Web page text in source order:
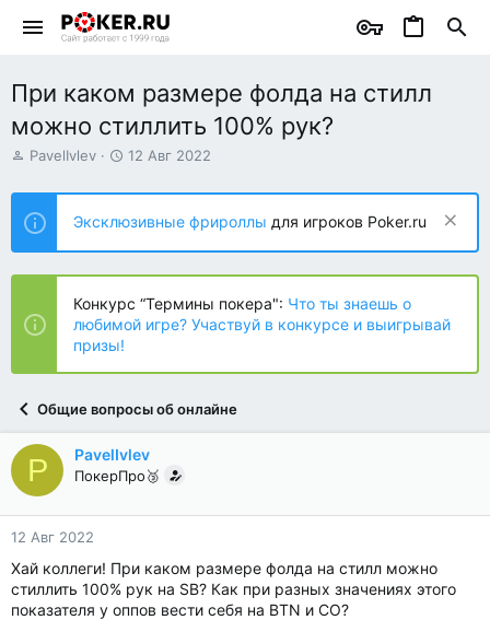
При каком размере фолда на стилл
можно стиллить 100% рук?
А
т
о
р
т
е
ы
PavelIvlev
Д
т
н
а
ч
л
а
12 Авг 2022
Эксклюзивные фрироллы для игроков Poker.ru
Конкурс “Термины покера": Что ты знаешь о
любимой игре? Участвуй в конкурсе и выигрывай
призы!
Общие вопросы об онлайне
P PavelIvlev
ПокерПро🥉
12 Авг 2022
Хай коллеги! При каком размере фолда на стилл можно
стиллить 100% рук на SB? Как при разных значениях этого
показателя у оппов вести себя на BTN и CO?